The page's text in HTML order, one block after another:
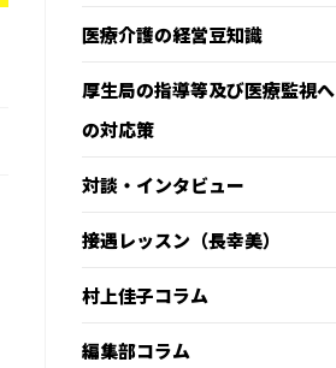
医療介護の経営豆知識
厚生局の指導等及び医療監視へ
の対応策
対談・インタビュー
接遇レッスン（長幸美）
村上佳子コラム
編集部コラム